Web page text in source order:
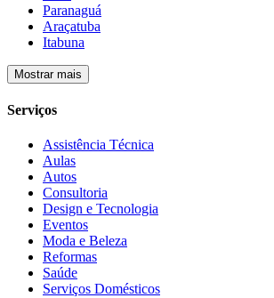
Paranaguá
Araçatuba
Itabuna
Mostrar mais
Serviços
Assistência Técnica
Aulas
Autos
Consultoria
Design e Tecnologia
Eventos
Moda e Beleza
Reformas
Saúde
Serviços Domésticos